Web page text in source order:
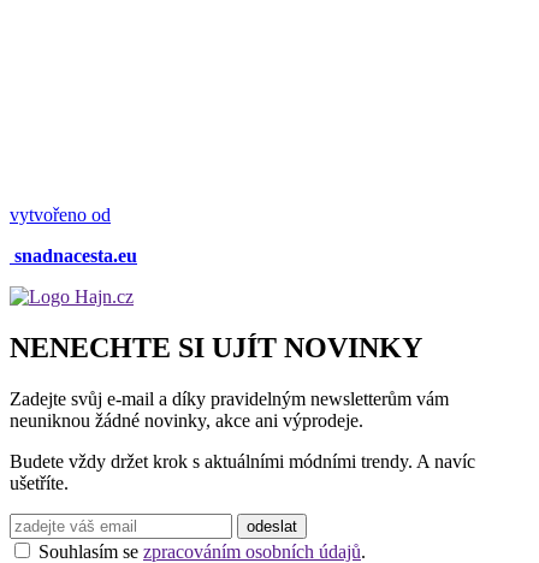
vytvořeno od
snadnacesta.eu
NENECHTE SI UJÍT NOVINKY
Zadejte svůj e-mail a díky pravidelným newsletterům vám
neuniknou žádné novinky, akce ani výprodeje.
Budete vždy držet krok s aktuálními módními trendy. A navíc
ušetříte.
Souhlasím se zpracováním osobních údajů.